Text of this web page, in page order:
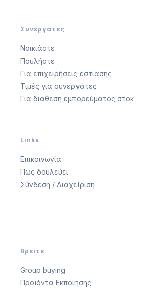
Συνεργάτες
Νοικιάστε
Πουλήστε
Για επιχειρήσεις εστίασης
Τιμές για συνεργάτες
Για διάθεση εμπορεύματος στοκ
Links
Επικοινωνία
Πώς δουλεύει
Σύνδεση / Διαχείριση
Βρείτε
Group buying
Προϊόντα Εκποίησης